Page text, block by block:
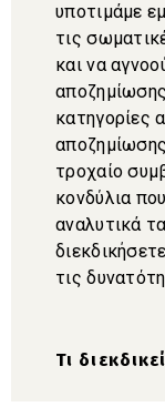
υποτιμάμε
τις
και να
κατηγορίες
τροχαίο
κονδύλια
αναλυτικά
τις
Τι